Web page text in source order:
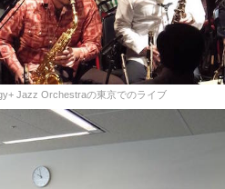
Jazz Orchestraの東京でのライブ